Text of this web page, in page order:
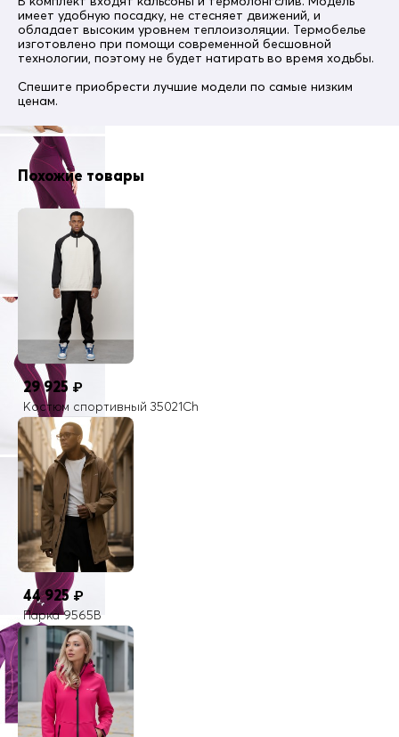
Комплектация
кальсоны, термолонгслив
розовый, фиолетовый
Страна производитель
КНР
На всех моделях верхней одежды MTFORCE присутствуют
светоотражающие элементы
имеет удобную посадку, не стесняет движений, и
обладает высоким уровнем теплоизоляции. Термобелье
изготовлено при помощи современной бесшовной
технологии, поэтому не будет натирать во время ходьбы.
Спешите приобрести лучшие модели по самые низким
ценам.
Похожие товары
29 925 ₽
Костюм спортивный 35021Ch
44 925₽
Парка 9565B